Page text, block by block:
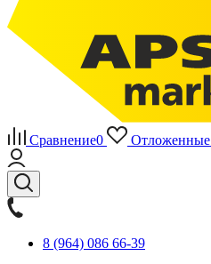
Сравнение0 Отложенные
8 (964) 086 66-39